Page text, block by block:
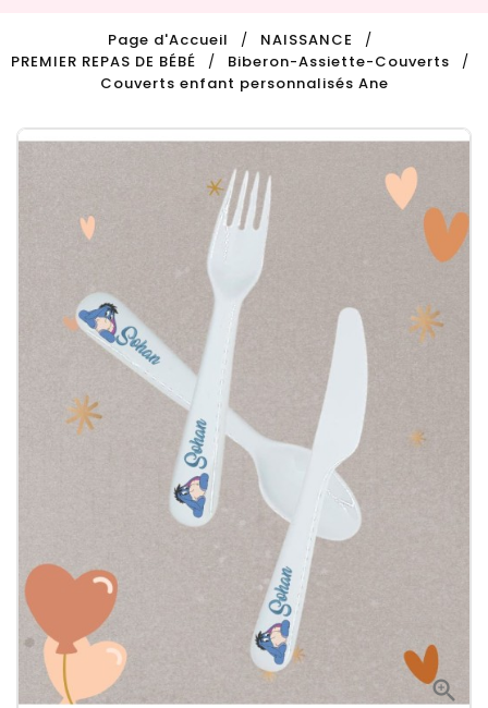
Page d'Accueil
NAISSANCE
PREMIER REPAS DE BÉBÉ
Biberon-Assiette-Couverts
Couverts enfant personnalisés Ane
